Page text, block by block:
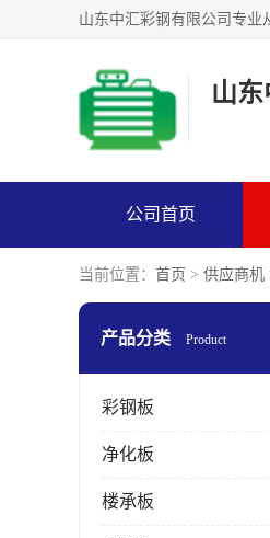
山
公司首页
当前位置： 首页 > 供应商机
产品分类 Product
彩钢板
净化板
楼承板